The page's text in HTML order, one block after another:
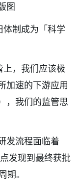
图
制成为「科学
，我们应该极
加速的下游应用
，我们的监管思
发流程面临着
发现到最终获批
期。